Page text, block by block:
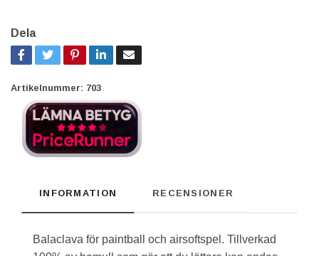
Dela
Artikelnummer: 703
INFORMATION RECENSIONER
Balaclava för paintball och airsoftspel. Tillverkad